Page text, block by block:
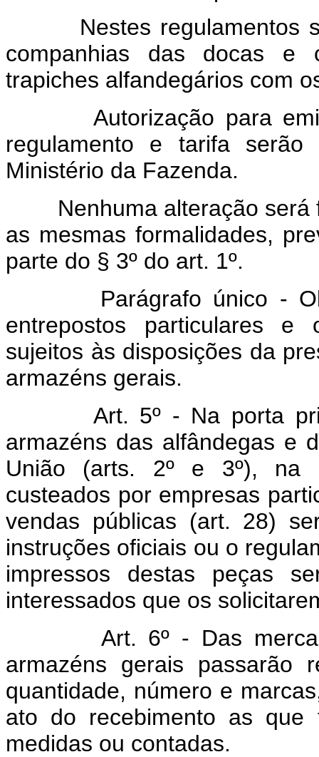
Nestes regulamentos
companhias das docas e
trapiches alfandegários com
Autorização para
regulamento e tarifa
Ministério da Fazenda.
Nenhuma alteração
as mesmas formalidades,
parte do § 3º do art. 1º.
Parágrafo único -
entrepostos particulares e
sujeitos às disposições da
armazéns gerais.
Art. 5º - Na porta
armazéns das alfândegas e
União (arts. 2º e 3º), na
custeados por empresas
vendas públicas (art. 28)
instruções oficiais ou o
impressos destas peças
interessados que os
Art. 6º - Das
armazéns gerais passarão
quantidade, número e
ato do recebimento as que
medidas ou contadas.